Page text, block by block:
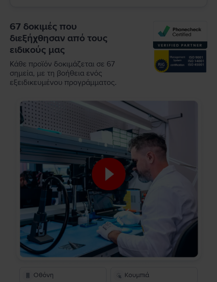
67 δοκιμές που
διεξήχθησαν από τους
ειδικούς μας
Κάθε προϊόν δοκιμάζεται σε 67
σημεία, με τη βοήθεια ενός
εξειδικευμένου προγράμματος.
Οθόνη Κουμπιά